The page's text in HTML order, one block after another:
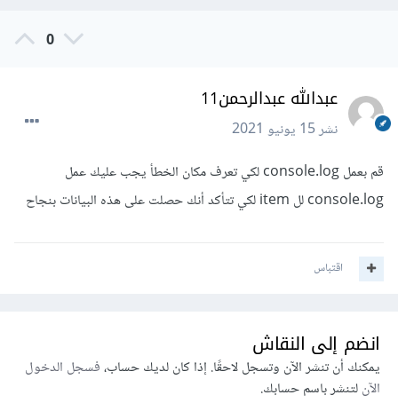
0
عبدالله عبدالرحمن11
نشر15 يونيو 2021
قم بعمل console.log لكي تعرف مكان الخطأ يجب عليك عمل
console.log لل item لكي تتأكد أنك حصلت على هذه البيانات بنجاح
اقتباس
انضم إلى النقاش
يمكنك أن تنشر الآن وتسجل لاحقًا. إذا كان لديك حساب،فسجل الدخول
الآنلتنشر باسم حسابك.